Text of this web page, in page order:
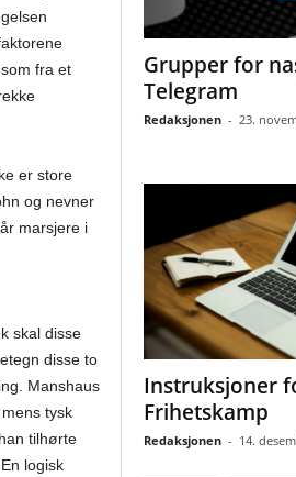
fra et
er store
og nevner
marsjere i
skal disse
disse to
Manshaus
tysk
tilhørte
logisk
Grupper for
Telegram
Redaksjonen - 23.
Instruksjoner
Frihetskamp
Redaksjonen - 14.